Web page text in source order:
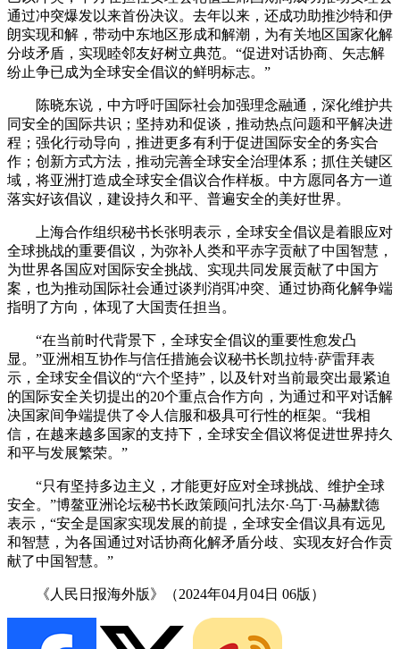
通过冲突爆发以来首份决议。去年以来，还成功助推沙特和伊
朗实现和解，带动中东地区形成和解潮，为有关地区国家化解
分歧矛盾，实现睦邻友好树立典范。“促进对话协商、矢志解
纷止争已成为全球安全倡议的鲜明标志。”
陈晓东说，中方呼吁国际社会加强理念融通，深化维护共
同安全的国际共识；坚持劝和促谈，推动热点问题和平解决进
程；强化行动导向，推进更多有利于促进国际安全的务实合
作；创新方式方法，推动完善全球安全治理体系；抓住关键区
域，将亚洲打造成全球安全倡议合作样板。中方愿同各方一道
落实好该倡议，建设持久和平、普遍安全的美好世界。
上海合作组织秘书长张明表示，全球安全倡议是着眼应对
全球挑战的重要倡议，为弥补人类和平赤字贡献了中国智慧，
为世界各国应对国际安全挑战、实现共同发展贡献了中国方
案，也为推动国际社会通过谈判消弭冲突、通过协商化解争端
指明了方向，体现了大国责任担当。
“在当前时代背景下，全球安全倡议的重要性愈发凸
显。”亚洲相互协作与信任措施会议秘书长凯拉特·萨雷拜表
示，全球安全倡议的“六个坚持”，以及针对当前最突出最紧迫
的国际安全关切提出的20个重点合作方向，为通过和平对话解
决国家间争端提供了令人信服和极具可行性的框架。“我相
信，在越来越多国家的支持下，全球安全倡议将促进世界持久
和平与发展繁荣。”
“只有坚持多边主义，才能更好应对全球挑战、维护全球
安全。”博鳌亚洲论坛秘书长政策顾问扎法尔·乌丁·马赫默德
表示，“安全是国家实现发展的前提，全球安全倡议具有远见
和智慧，为各国通过对话协商化解矛盾分歧、实现友好合作贡
献了中国智慧。”
《人民日报海外版》（2024年04月04日 06版）